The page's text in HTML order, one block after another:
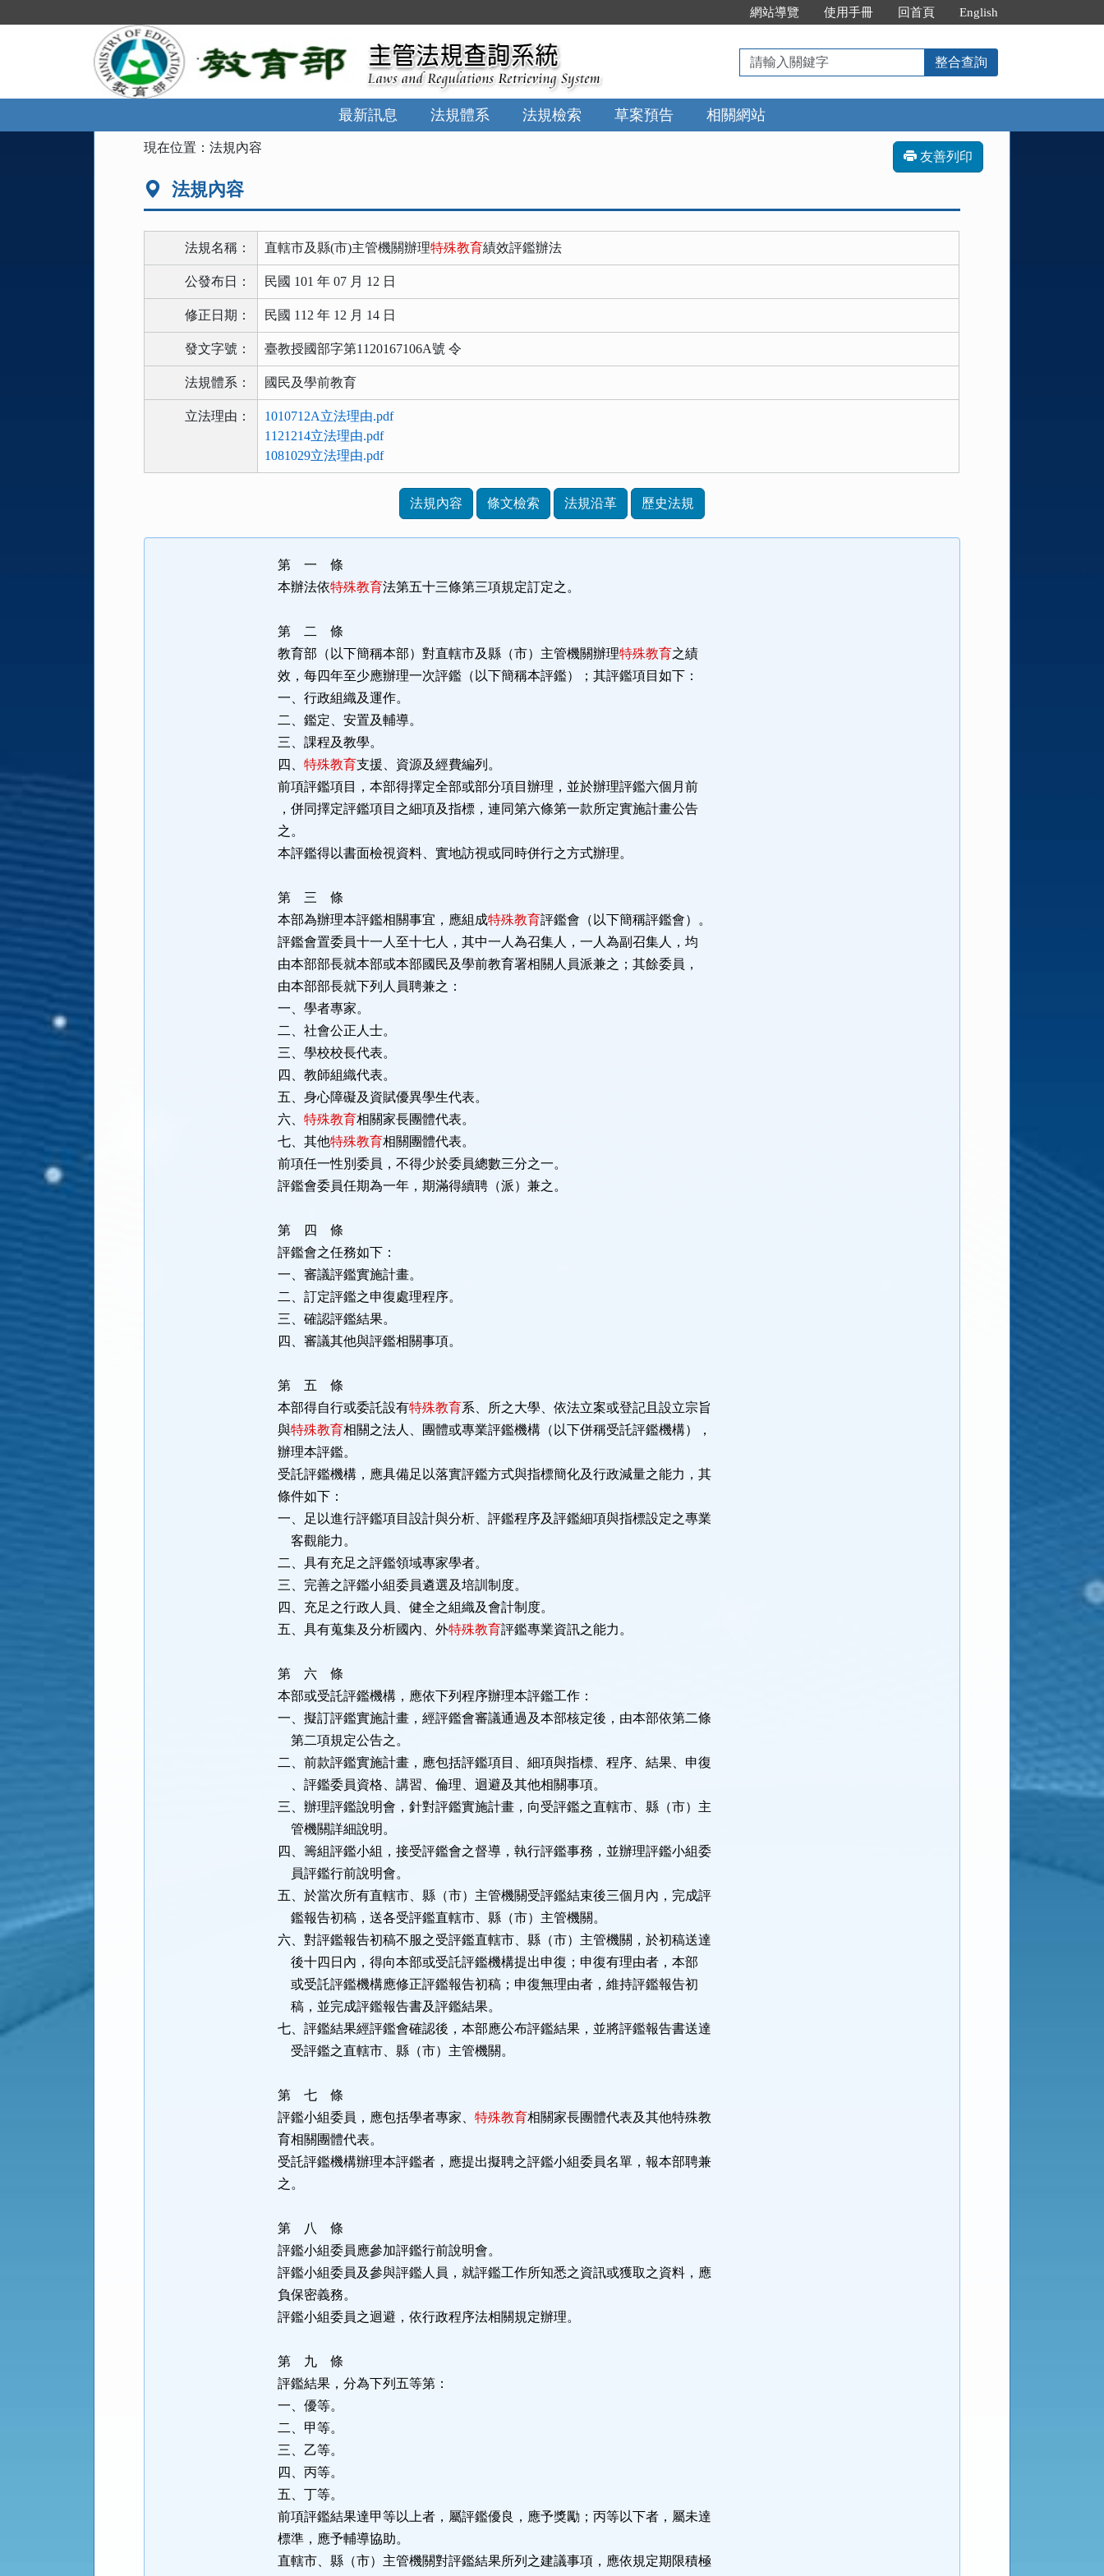
到
網站導覽 使用手冊 回首頁 English
請
輸
入
關
鍵
整合查詢
最新訊息 法規體系 法規檢索 草案預告 相關網站
現在位置：法規內容
友善列印
法規內容
法規名稱： 直轄市及縣(市)主管機關辦理特殊教育績效評鑑辦法
公發布日： 民國 101 年 07 月 12 日
修正日期： 民國 112 年 12 月 14 日
發文字號： 臺教授國部字第1120167106A號 令
法規體系： 國民及學前教育
立法理由：
1010712A立法理由.pdf
1121214立法理由.pdf
1081029立法理由.pdf
功
法規內容 條文檢索 法規沿革 歷史法規
第 一 條
本辦法依特殊教育法第五十三條第三項規定訂定之。
第 二 條
教育部（以下簡稱本部）對直轄市及縣（市）主管機關辦理特殊教育之績
效，每四年至少應辦理一次評鑑（以下簡稱本評鑑）；其評鑑項目如下：
一、行政組織及運作。
二、鑑定、安置及輔導。
三、課程及教學。
四、特殊教育支援、資源及經費編列。
前項評鑑項目，本部得擇定全部或部分項目辦理，並於辦理評鑑六個月前
，併同擇定評鑑項目之細項及指標，連同第六條第一款所定實施計畫公告
之。
本評鑑得以書面檢視資料、實地訪視或同時併行之方式辦理。
第 三 條
本部為辦理本評鑑相關事宜，應組成特殊教育評鑑會（以下簡稱評鑑會）。
評鑑會置委員十一人至十七人，其中一人為召集人，一人為副召集人，均
由本部部長就本部或本部國民及學前教育署相關人員派兼之；其餘委員，
由本部部長就下列人員聘兼之：
一、學者專家。
二、社會公正人士。
三、學校校長代表。
四、教師組織代表。
五、身心障礙及資賦優異學生代表。
六、特殊教育相關家長團體代表。
七、其他特殊教育相關團體代表。
前項任一性別委員，不得少於委員總數三分之一。
評鑑會委員任期為一年，期滿得續聘（派）兼之。
第 四 條
評鑑會之任務如下：
一、審議評鑑實施計畫。
二、訂定評鑑之申復處理程序。
三、確認評鑑結果。
四、審議其他與評鑑相關事項。
第 五 條
本部得自行或委託設有特殊教育系、所之大學、依法立案或登記且設立宗旨
與特殊教育相關之法人、團體或專業評鑑機構（以下併稱受託評鑑機構），
辦理本評鑑。
受託評鑑機構，應具備足以落實評鑑方式與指標簡化及行政減量之能力，其
條件如下：
一、足以進行評鑑項目設計與分析、評鑑程序及評鑑細項與指標設定之專業
客觀能力。
二、具有充足之評鑑領域專家學者。
三、完善之評鑑小組委員遴選及培訓制度。
四、充足之行政人員、健全之組織及會計制度。
五、具有蒐集及分析國內、外特殊教育評鑑專業資訊之能力。
第 六 條
本部或受託評鑑機構，應依下列程序辦理本評鑑工作：
一、擬訂評鑑實施計畫，經評鑑會審議通過及本部核定後，由本部依第二條
第二項規定公告之。
二、前款評鑑實施計畫，應包括評鑑項目、細項與指標、程序、結果、申復
、評鑑委員資格、講習、倫理、迴避及其他相關事項。
三、辦理評鑑說明會，針對評鑑實施計畫，向受評鑑之直轄市、縣（市）主
管機關詳細說明。
四、籌組評鑑小組，接受評鑑會之督導，執行評鑑事務，並辦理評鑑小組委
員評鑑行前說明會。
五、於當次所有直轄市、縣（市）主管機關受評鑑結束後三個月內，完成評
鑑報告初稿，送各受評鑑直轄市、縣（市）主管機關。
六、對評鑑報告初稿不服之受評鑑直轄市、縣（市）主管機關，於初稿送達
後十四日內，得向本部或受託評鑑機構提出申復；申復有理由者，本部
或受託評鑑機構應修正評鑑報告初稿；申復無理由者，維持評鑑報告初
稿，並完成評鑑報告書及評鑑結果。
七、評鑑結果經評鑑會確認後，本部應公布評鑑結果，並將評鑑報告書送達
受評鑑之直轄市、縣（市）主管機關。
第 七 條
評鑑小組委員，應包括學者專家、特殊教育相關家長團體代表及其他特殊教
育相關團體代表。
受託評鑑機構辦理本評鑑者，應提出擬聘之評鑑小組委員名單，報本部聘兼
之。
第 八 條
評鑑小組委員應參加評鑑行前說明會。
評鑑小組委員及參與評鑑人員，就評鑑工作所知悉之資訊或獲取之資料，應
負保密義務。
評鑑小組委員之迴避，依行政程序法相關規定辦理。
第 九 條
評鑑結果，分為下列五等第：
一、優等。
二、甲等。
三、乙等。
四、丙等。
五、丁等。
前項評鑑結果達甲等以上者，屬評鑑優良，應予獎勵；丙等以下者，屬未達
標準，應予輔導協助。
直轄市、縣（市）主管機關對評鑑結果所列之建議事項，應依規定期限積極